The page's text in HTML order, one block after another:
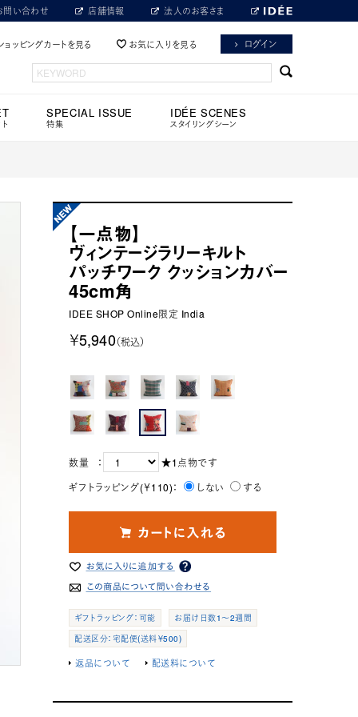
問い合わせ 店舗情報 法人のお客さま
ョッピングカートを見る お気に入りを見る ログイン
SPECIAL ISSUE
特集
IDÉE SCENES
スタイリングシーン
【一点物】
ヴィンテージラリーキルト
パッチワーク クッションカバー
45cm角
IDEE SHOP Online限定 India
￥5,940（税込）
数量 ：
★1点物です
ギフトラッピング(￥110)：
しない する
ギフトラッピング：可能
お届け日数1～2週間
配送区分：宅配便(送料￥500)
返品について 配送料について